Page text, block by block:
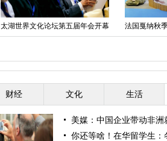
太湖世界文化论坛第五届年会开幕
式在京举行
法国戛纳秋
任主宾国
财经 文化 生活
美媒：中国企业带动非
你还等啥！在华留学生：